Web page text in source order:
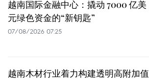
越南国际金融中心：撬动 7000 亿美
元绿色资金的“新钥匙”
07/08/2026 07:25
越南木材行业着力构建透明高附加值